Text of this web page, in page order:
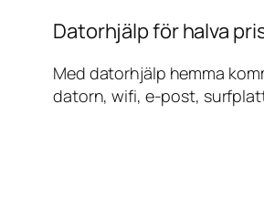
Datorhjälp för halva
Med datorhjälp hemma
datorn, wifi, e-post,